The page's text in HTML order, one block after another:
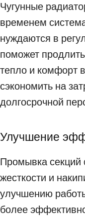
Чугунные
временем
нуждаются в
поможет
тепло и комфорт
сэкономить на
долгосрочной
Улучшение
Промывка секций
жесткости и
улучшению
более